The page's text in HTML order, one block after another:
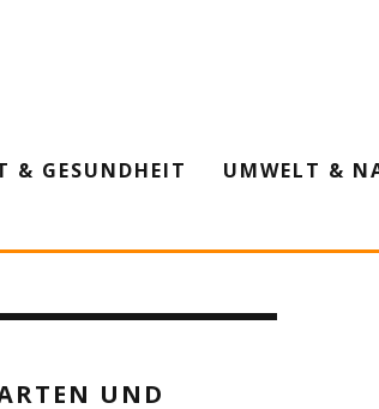
& GESUNDHEIT UMWELT &
UND